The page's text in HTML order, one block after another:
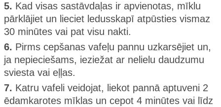
5. Kad visas sastāvdaļas ir apvienotas, mīklu
pārklājiet un lieciet ledusskapī atpūsties vismaz
30 minūtes vai pat visu nakti.
6. Pirms cepšanas vafeļu pannu uzkarsējiet un,
ja nepieciešams, ieziežat ar nelielu daudzumu
sviesta vai eļļas.
7. Katru vafeli veidojat, liekot pannā aptuveni 2
ēdamkarotes mīklas un cepot 4 minūtes vai līdz